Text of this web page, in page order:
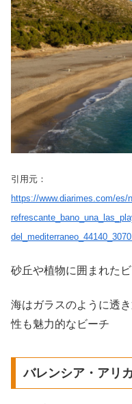
引用元：
https://www.diarimes.com/es/
砂丘や植物に囲まれた
海はガラスのように透
性も魅力的なビーチ
バレンシア・アリ